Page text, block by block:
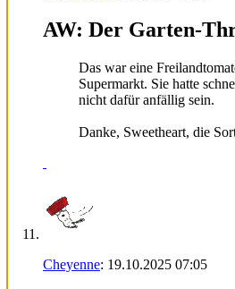
AW: Der Garten-
Das war eine
Supermarkt. Sie hatte
nicht dafür anfällig sein.
Danke, Sweetheart, die
Cheyenne: 19.10.2025 07:05